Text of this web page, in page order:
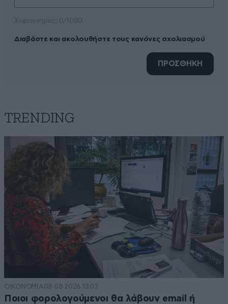
Διαβάστε και ακολουθήστε τους κανόνες σχολιασμού
ΠΡΟΣΘΗΚΗ
TRENDING
ΟΙΚΟΝΟΜΙΑ08·08·2026 13:03
Ποιοι φορολογούμενοι θα λάβουν email ή